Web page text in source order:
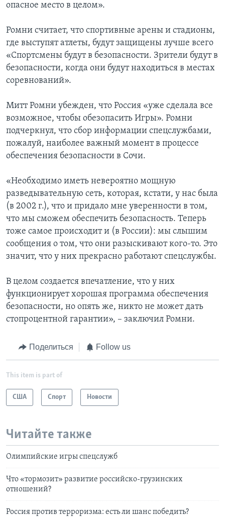
опасное место в целом».
Ромни считает, что спортивные арены и стадионы,
где выступят атлеты, будут защищены лучше всего
«Спортсмены будут в безопасности. Зрители будут в
безопасности, когда они будут находиться в местах
соревнований».
Митт Ромни убежден, что Россия «уже сделала все
возможное, чтобы обезопасить Игры». Ромни
подчеркнул, что сбор информации спецслужбами,
пожалуй, наиболее важный момент в процессе
обеспечения безопасности в Сочи.
«Необходимо иметь невероятно мощную
разведывательную сеть, которая, кстати, у нас была
(в 2002 г.), что и придало мне уверенности в том,
что мы сможем обеспечить безопасность. Теперь
тоже самое происходит и (в России): мы слышим
сообщения о том, что они разыскивают кого-то. Это
значит, что у них прекрасно работают спецслужбы.
В целом создается впечатление, что у них
функционирует хорошая программа обеспечения
безопасности, но опять же, никто не может дать
стопроцентной гарантии», – заключил Ромни.
Поделиться Follow us
This item is part of
США Спорт Новости
Читайте также
Олимпийские игры спецслужб
Что «тормозит» развитие российско-грузинских
отношений?
Россия против терроризма: есть ли шанс победить?